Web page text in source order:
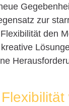
zur
den